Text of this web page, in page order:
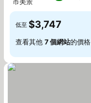
低至 $3,747
查看其他 7 個網站的價格